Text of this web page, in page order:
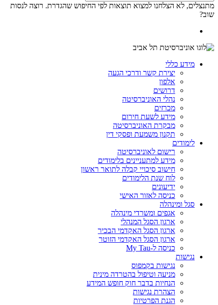
מתנצלים, לא הצלחנו למצוא תוצאות לפי החיפוש שהגדרת. רוצה לנסות
שוב?
מידע כללי
יצירת קשר ודרכי הגעה
אלפון
דרושים
נהלי האוניברסיטה
מכרזים
מידע לשעת חירום
מבקרת האוניברסיטה
תקנון משמעת ופסקי דין
לימודים
רישום לאוניברסיטה
מידע למתעניינים בלימודים
חישוב סיכויי קבלה לתואר ראשון
לוח שנת הלימודים
ידיעונים
כניסה לאזור האישי
סגל ומינהלה
אגפים ומשרדי מינהלה
ארגון הסגל המנהלי
ארגון הסגל האקדמי הבכיר
ארגון הסגל האקדמי הזוטר
כניסה ל-My Tau
נגישות
נגישות בקמפוס
מניעה וטיפול בהטרדה מינית
הנחיות בדבר חוק חופש המידע
הצהרת נגישות
הגנת הפרטיות